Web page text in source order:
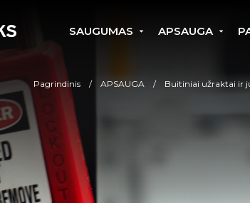
SAUGUMAS APSAUGA
Pagrindinis APSAUGA Buitiniai užraktai ir